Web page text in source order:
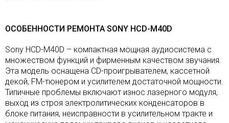
ОСОБЕННОСТИ РЕМОНТА SONY HCD-M40D
Sony HCD-M40D – компактная мощная аудиосистема с
множеством функций и фирменным качеством звучания.
Эта модель оснащена CD-проигрывателем, кассетной
декой, FM-тюнером и усилителем достаточной мощности.
Типичные проблемы включают износ лазерного модуля,
выход из строя электролитических конденсаторов в
блоке питания, неисправности в усилительном тракте и